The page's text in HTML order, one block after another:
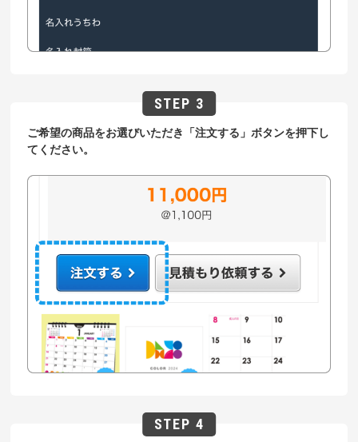
ご希望の商品をお選びいただき「注文する」ボタンを押下し
てください。